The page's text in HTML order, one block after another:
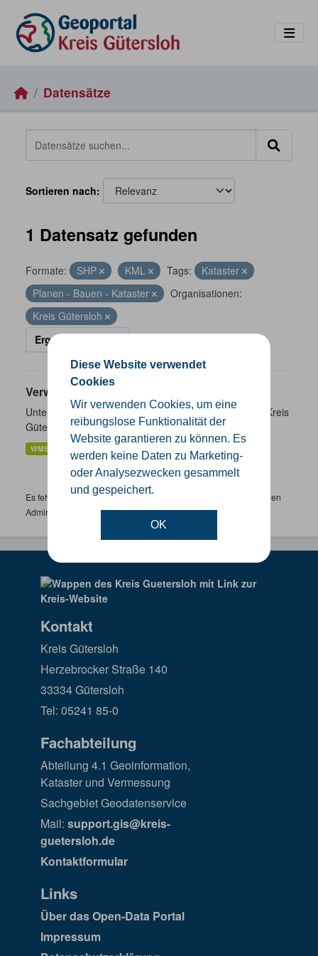
Diese Website verwendet
Cookies
Wir verwenden Cookies, um eine
reibungslose Funktionalität der
Website garantieren zu können. Es
werden keine Daten zu Marketing-
oder Analysezwecken gesammelt
und gespeichert.
OK
Datensätze
Sortieren nach
1 Datensatz gefunden
Formate: SHP KML Tags:
Kataster
Planen - Bauen - Kataster
Organisationen:
Kreis Gütersloh
Ergebnisse filtern
Verwaltungsgrenzen
Unterschiedliche Ebenen der Verwaltungsgrenzen im Kreis
Gütersloh
WMS GeoJSON KML
Es fehlen spezifische Datensätze? Wenden Sie sich bitte an einen
Administrator unter:support.gis@kreis-guetersloh.de
Kontakt
Kreis Gütersloh
Herzebrocker Straße 140
33334 Gütersloh
Tel: 05241 85-0
Fachabteilung
Abteilung 4.1 Geoinformation,
Kataster und Vermessung
Sachgebiet Geodatenservice
Mail: support.gis@kreis-
guetersloh.de
Kontaktformular
Links
Über das Open-Data Portal
Impressum